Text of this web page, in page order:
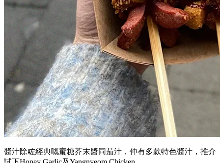
醬汁除咗經典嘅蜜糖芥末醬同茄汁，仲有多款特色醬汁，推介